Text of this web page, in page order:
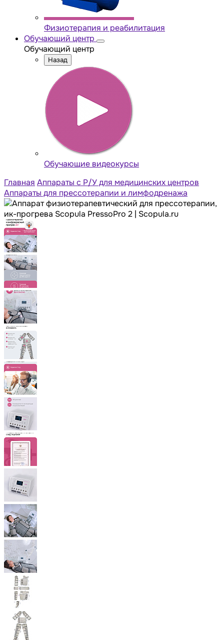
Физиотерапия и реабилитация
Обучающий центр
Обучающий центр
Назад
Обучающие видеокурсы
Главная Аппараты с Р/У для медицинских центров
Аппараты для прессотерапии и лимфодренажа